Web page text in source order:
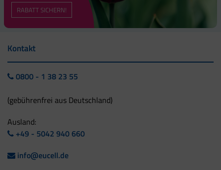
RABATT SICHERN!
Kontakt
0800 - 1 38 23 55
(gebührenfrei aus Deutschland)
Ausland:
+49 - 5042 940 660
info@eucell.de